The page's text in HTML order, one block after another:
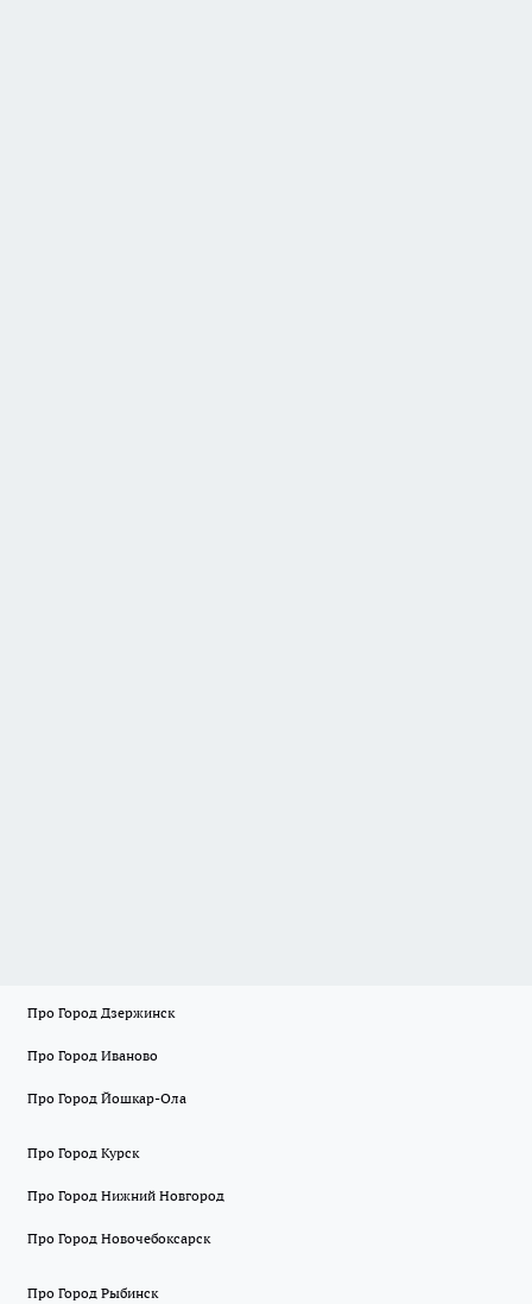
Про Город Дзержинск
Про Город Иваново
Про Город Йошкар-Ола
Про Город Курск
Про Город Нижний Новгород
Про Город Новочебоксарск
Про Город Рыбинск